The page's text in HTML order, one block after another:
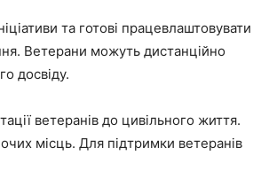
та готові працевлаштовувати
Ветерани можуть дистанційно
досвіду.
ветеранів до цивільного життя.
місць. Для підтримки ветеранів